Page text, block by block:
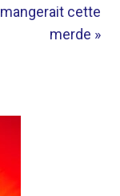
mangerait cette
merde »